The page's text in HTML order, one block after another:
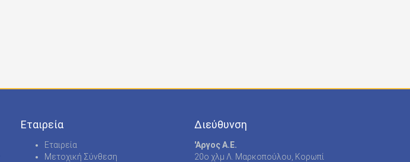
Εταιρεία
Εταιρεία
Μετοχική Σύνθεση
Διεύθυνση
'Αργος Α.Ε.
20o χλμ Λ. Μαρκοπούλου, Κορωπί